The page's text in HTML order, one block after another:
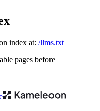
index at: /llms.txt
pages before